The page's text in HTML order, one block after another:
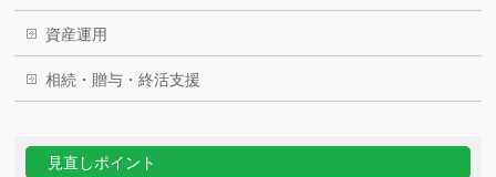
資産運用
相続・贈与・終活支援
見直しポイント